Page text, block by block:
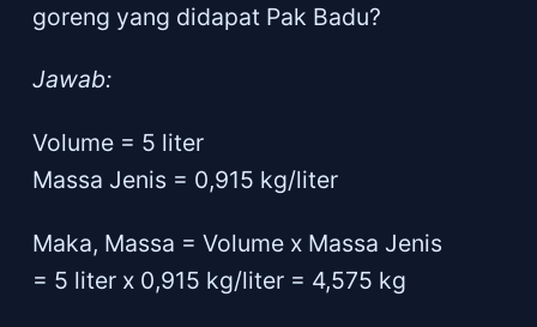
goreng yang didapat Pak Badu?
Jawab:
Volume = 5 liter
Massa Jenis = 0,915 kg/liter
Maka, Massa = Volume x Massa Jenis
= 5 liter x 0,915 kg/liter = 4,575 kg